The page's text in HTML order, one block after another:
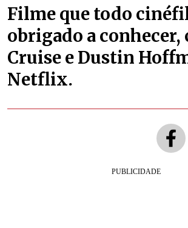
Filme que todo
obrigado a conhecer,
Cruise e Dustin
Netflix.